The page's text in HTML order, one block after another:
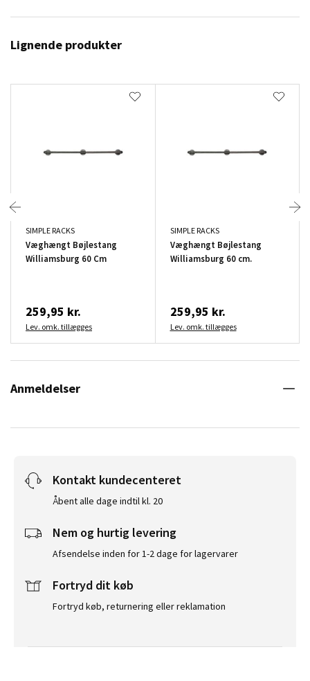
Lignende produkter
SIMPLE RACKS
Væghængt Bøjlestang
Williamsburg 60 Cm
259,95 kr.
Lev. omk. tillægges
SIMPLE RACKS
Væghængt Bøjlestang
Williamsburg 60 cm.
259,95 kr.
Lev. omk. tillægges
Anmeldelser
Kontakt kundecenteret
Åbent alle dage indtil kl. 20
Nem og hurtig levering
Afsendelse inden for 1-2 dage for lagervarer
Fortryd dit køb
Fortryd køb, returnering eller reklamation